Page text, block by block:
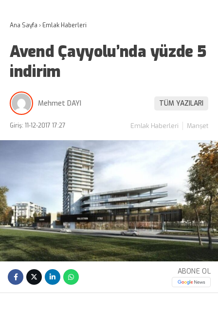
Ana Sayfa › Emlak Haberleri
Avend Çayyolu’nda yüzde 5
indirim
Mehmet DAYI TÜM YAZILARI
Giriş: 11-12-2017 17:27 Emlak Haberleri Manşet
ABONE OL